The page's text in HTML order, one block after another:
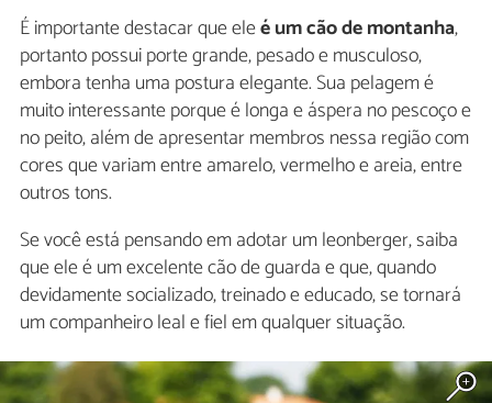
É importante destacar que eleé um cão de montanha,
portanto possui porte grande, pesado e musculoso,
embora tenha uma postura elegante. Sua pelagem é
muito interessante porque é longa e áspera no pescoço e
no peito, além de apresentar membros nessa região com
cores que variam entre amarelo, vermelho e areia, entre
outros tons.
Se você está pensando em adotar um leonberger, saiba
que ele é um excelente cão de guarda e que, quando
devidamente socializado, treinado e educado, se tornará
um companheiro leal e fiel em qualquer situação.